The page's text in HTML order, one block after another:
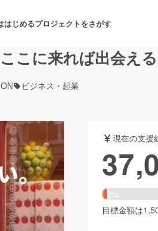
はじめるプロジェクトをさがす
舞台・パフォーマンス
フード・飲食店
アニメ・漫画
こに来れば出会え
ビジネス・起業
現在の支援
2%
目標金額は